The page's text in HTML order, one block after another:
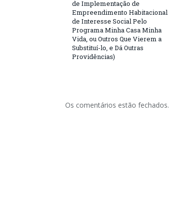
de Implementação de
Empreendimento Habitacional
de Interesse Social Pelo
Programa Minha Casa Minha
Vida, ou Outros Que Vierem a
Substituí-lo, e Dá Outras
Providências)
Os comentários estão fechados.